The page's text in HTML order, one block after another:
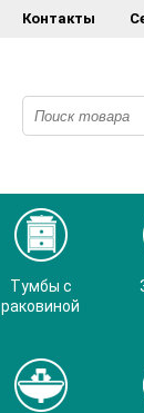
Контакты
Тумбы с
раковиной